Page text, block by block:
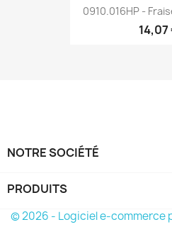
0910.016HP -
14,07
NOTRE SOCIÉTÉ
PRODUITS
© 2026 - Logiciel e-commerce